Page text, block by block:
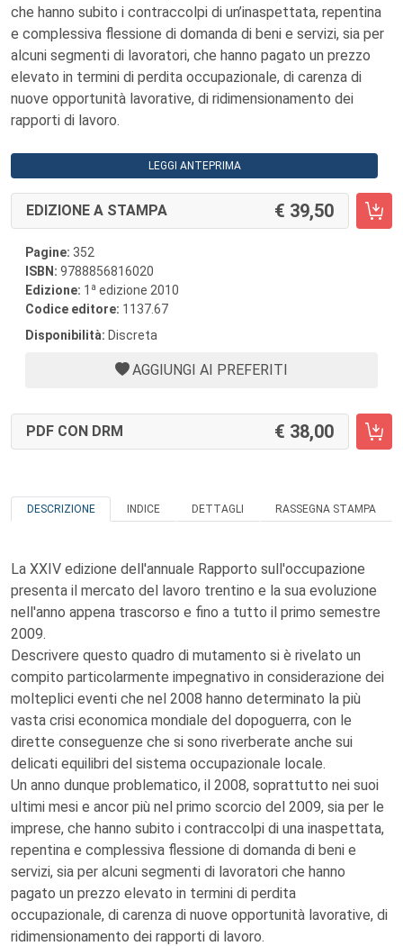
che hanno subito i contraccolpi di un’inaspettata, repentina
e complessiva flessione di domanda di beni e servizi, sia per
alcuni segmenti di lavoratori, che hanno pagato un prezzo
elevato in termini di perdita occupazionale, di carenza di
nuove opportunità lavorative, di ridimensionamento dei
rapporti di lavoro.
LEGGI ANTEPRIMA
EDIZIONE A STAMPA 39,50
Pagine: 352
ISBN: 9788856816020
Edizione: 1 a edizione 2010
Codice editore: 1137.67
Disponibilità: Discreta
AGGIUNGI AI PREFERITI
PDF CON DRM 38,00
DESCRIZIONE INDICE DETTAGLI RASSEGNA STAMPA
La XXIV edizione dell'annuale Rapporto sull'occupazione
presenta il mercato del lavoro trentino e la sua evoluzione
nell'anno appena trascorso e fino a tutto il primo semestre
2009.
Descrivere questo quadro di mutamento si è rivelato un
compito particolarmente impegnativo in considerazione dei
molteplici eventi che nel 2008 hanno determinato la più
vasta crisi economica mondiale del dopoguerra, con le
dirette conseguenze che si sono riverberate anche sui
delicati equilibri del sistema occupazionale locale.
Un anno dunque problematico, il 2008, soprattutto nei suoi
ultimi mesi e ancor più nel primo scorcio del 2009, sia per le
imprese, che hanno subito i contraccolpi di una inaspettata,
repentina e complessiva flessione di domanda di beni e
servizi, sia per alcuni segmenti di lavoratori che hanno
pagato un prezzo elevato in termini di perdita
occupazionale, di carenza di nuove opportunità lavorative, di
ridimensionamento dei rapporti di lavoro.